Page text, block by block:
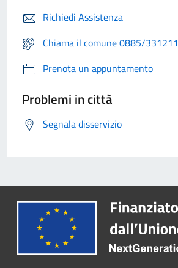
Richiedi Assistenza
Chiama il comune 0885/331211
Prenota un appuntamento
Problemi in città
Segnala disservizio